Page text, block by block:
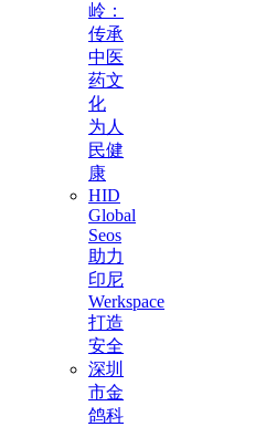
岭：
传承
中医
药文
化
为人
民健
康
HID
Global
Seos
助力
印尼
Werkspace
打造
安全
深圳
市金
鸽科